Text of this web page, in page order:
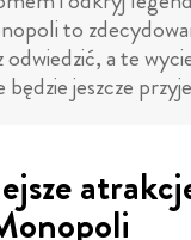
to
a te
będzie jeszcze